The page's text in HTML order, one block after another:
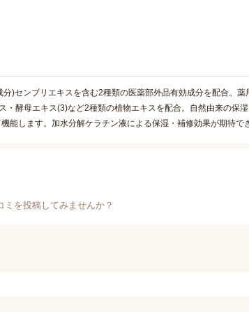
)センブリエキスを含む2種類の医薬部外品有効成分を配合。
・酵母エキス(3)など2種類の植物エキスを配合。自然由来の保
能します。加水分解ケラチン液による保湿・補修効果が期待で
ミを投稿してみませんか？